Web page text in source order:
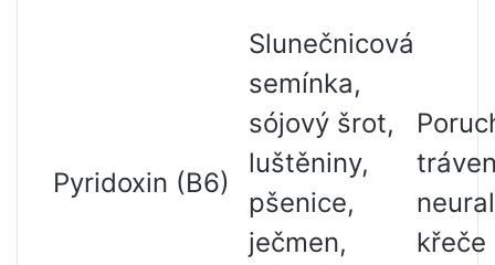
Pyridoxin (B6)
Slunečnicová
semínka,
sójový šrot,
luštěniny,
pšenice,
ječmen,
křeče